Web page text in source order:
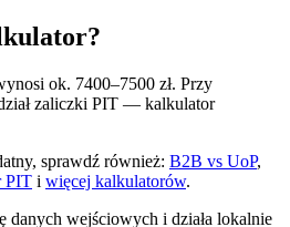
ok. 7400–7500 zł. Przy
zaliczki PIT — kalkulator
sprawdź również: B2B vs UoP,
PIT i więcej kalkulatorów.
danych wejściowych i działa lokalnie